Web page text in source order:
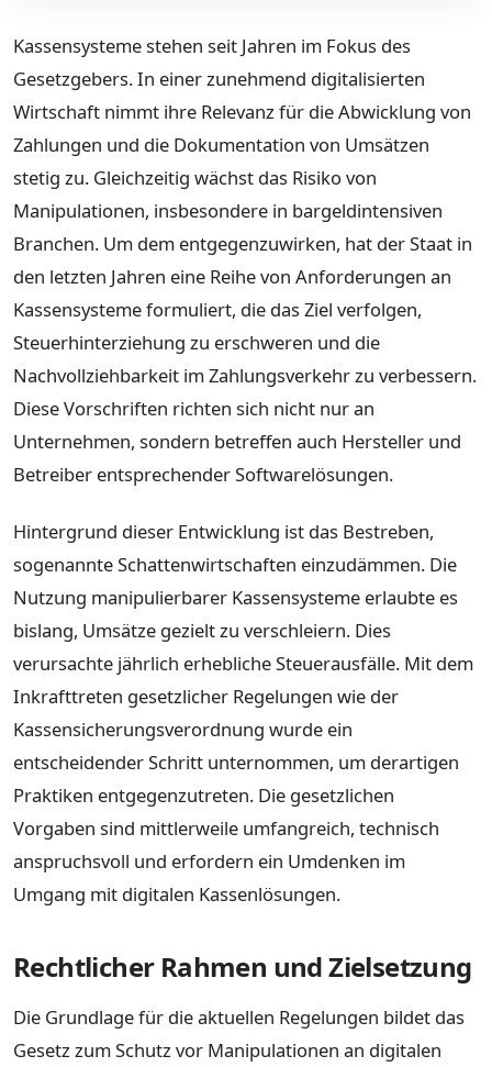
Kassensysteme stehen seit Jahren im Fokus des
Gesetzgebers. In einer zunehmend digitalisierten
Wirtschaft nimmt ihre Relevanz für die Abwicklung von
Zahlungen und die Dokumentation von Umsätzen
stetig zu. Gleichzeitig wächst das Risiko von
Manipulationen, insbesondere in bargeldintensiven
Branchen. Um dem entgegenzuwirken, hat der Staat in
den letzten Jahren eine Reihe von Anforderungen an
Kassensysteme formuliert, die das Ziel verfolgen,
Steuerhinterziehung zu erschweren und die
Nachvollziehbarkeit im Zahlungsverkehr zu verbessern.
Diese Vorschriften richten sich nicht nur an
Unternehmen, sondern betreffen auch Hersteller und
Betreiber entsprechender Softwarelösungen.
Hintergrund dieser Entwicklung ist das Bestreben,
sogenannte Schattenwirtschaften einzudämmen. Die
Nutzung manipulierbarer Kassensysteme erlaubte es
bislang, Umsätze gezielt zu verschleiern. Dies
verursachte jährlich erhebliche Steuerausfälle. Mit dem
Inkrafttreten gesetzlicher Regelungen wie der
Kassensicherungsverordnung wurde ein
entscheidender Schritt unternommen, um derartigen
Praktiken entgegenzutreten. Die gesetzlichen
Vorgaben sind mittlerweile umfangreich, technisch
anspruchsvoll und erfordern ein Umdenken im
Umgang mit digitalen Kassenlösungen.
Rechtlicher Rahmen und Zielsetzung
Die Grundlage für die aktuellen Regelungen bildet das
Gesetz zum Schutz vor Manipulationen an digitalen